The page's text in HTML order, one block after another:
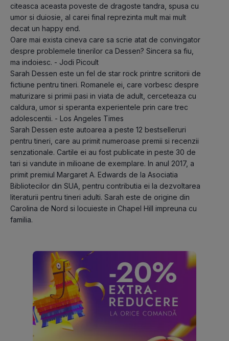
citeasca aceasta poveste de dragoste tandra, spusa cu
umor si duiosie, al carei final reprezinta mult mai mult
decat un happy end.
Oare mai exista cineva care sa scrie atat de convingator
despre problemele tinerilor ca Dessen? Sincera sa fiu,
ma indoiesc. - Jodi Picoult
Sarah Dessen este un fel de star rock printre scriitorii de
fictiune pentru tineri. Romanele ei, care vorbesc despre
maturizare si primii pasi in viata de adult, cerceteaza cu
caldura, umor si speranta experientele prin care trec
adolescentii. - Los Angeles Times
Sarah Dessen este autoarea a peste 12 bestselleruri
pentru tineri, care au primit numeroase premii si recenzii
senzationale. Cartile ei au fost publicate in peste 30 de
tari si vandute in milioane de exemplare. In anul 2017, a
primit premiul Margaret A. Edwards de la Asociatia
Bibliotecilor din SUA, pentru contributia ei la dezvoltarea
literaturii pentru tineri adulti. Sarah este de origine din
Carolina de Nord si locuieste in Chapel Hill impreuna cu
familia.